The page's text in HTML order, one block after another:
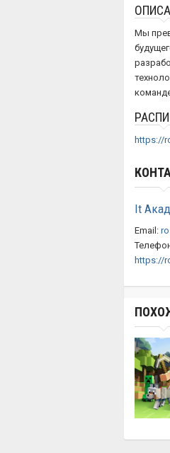
Мы
https://
It
Email:
https://